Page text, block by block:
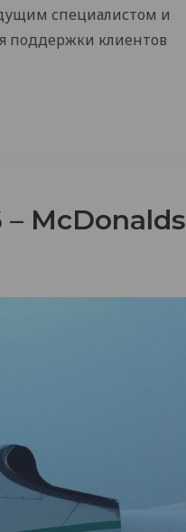
специалистом и
поддержки клиентов
McDonalds